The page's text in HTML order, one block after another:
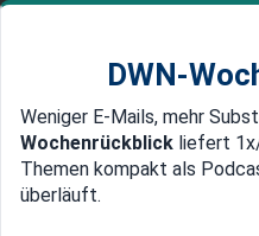
Newsticker MEIN DWN:
Edelmetalle
DWN-
Weniger E-Mails, mehr
Wochenrückblick liefert
Themen kompakt als
überläuft.